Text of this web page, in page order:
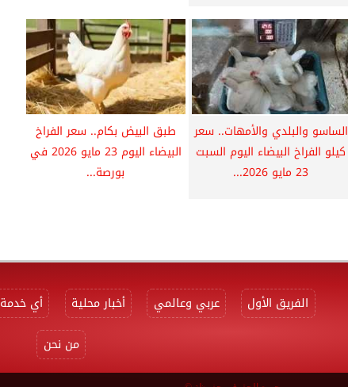
الساسو والبلدي والأمهات.. سعر
كيلو الفراخ البيضاء اليوم السبت
23 مايو 2026...
طبق البيض بكام.. سعر الفراخ
البيضاء اليوم 23 مايو 2026 في
بورصة...
الفريق الأول عربي وعالمي أخبار محلية أي خدمة
من نحن